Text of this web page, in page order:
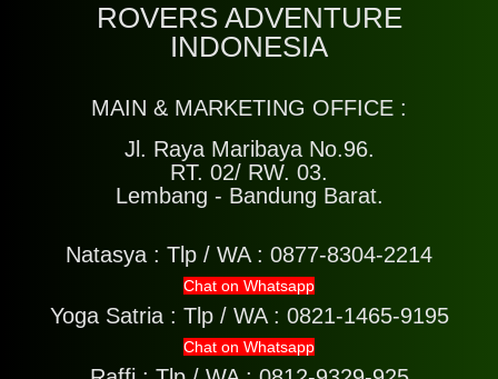
ROVERS ADVENTURE
INDONESIA
MAIN & MARKETING OFFICE :
Jl. Raya Maribaya No.96.
RT. 02/ RW. 03.
Lembang - Bandung Barat.
Natasya : Tlp / WA : 0877-8304-2214
Chat on Whatsapp
Yoga Satria : Tlp / WA : 0821-1465-9195
Chat on Whatsapp